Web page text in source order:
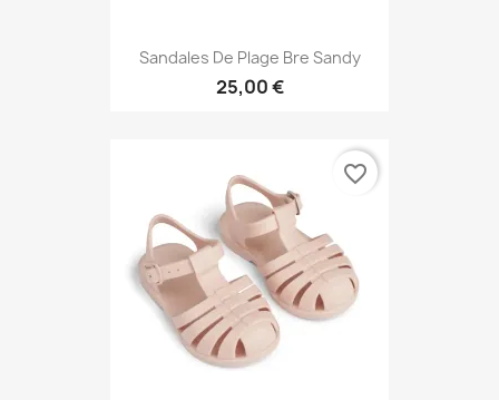
Sandales De Plage Bre Sandy
25,00 €
favorite_border